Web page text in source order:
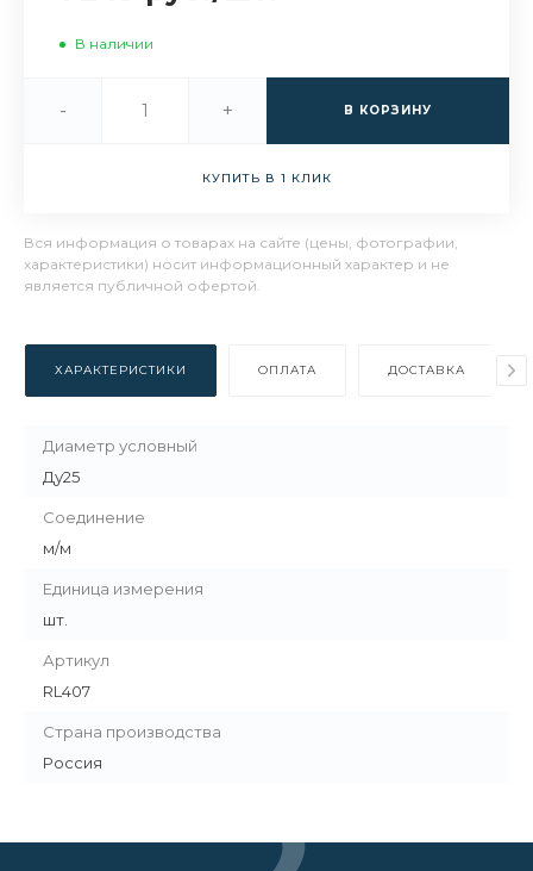
В наличии
- + В КОРЗИНУ
КУПИТЬ В 1 КЛИК
Вся информация о товарах на сайте (цены, фотографии,
характеристики) носит информационный характер и не
является публичной офертой.
ХАРАКТЕРИСТИКИ ОПЛАТА ДОСТАВКА
Диаметр условный
Ду25
Соединение
м/м
Единица измерения
шт.
Артикул
RL407
Страна производства
Россия